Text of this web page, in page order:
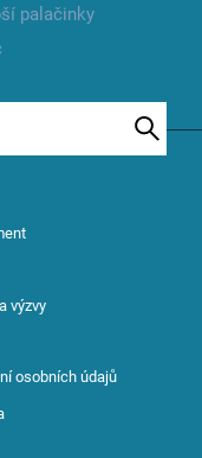
palačinky
výzvy
osobních údajů